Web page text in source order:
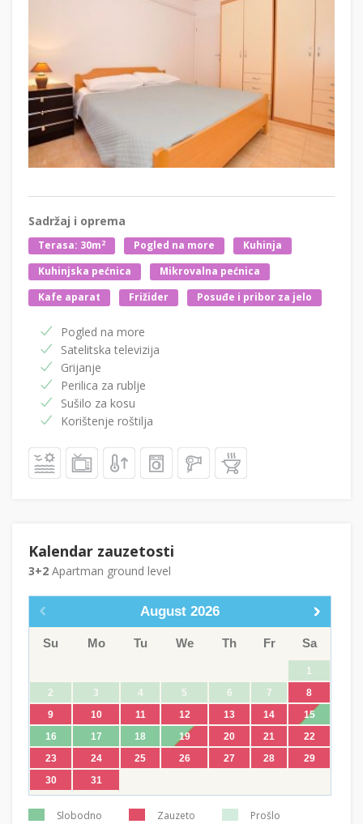
Sadržaj i oprema
Terasa: 30m2 Pogled na more
Kuhinja
Kuhinjska pećnica
Mikrovalna pećnica
Kafe aparat
Frižider Posuđe i pribor za jelo
Pogled na more
Satelitska televizija
Grijanje
Perilica za rublje
Sušilo za kosu
Korištenje roštilja
Kalendar zauzetosti
3+2 Apartman ground level
August 2026
Su Mo Tu We Th Fr Sa
1
2
3 4 5 6 7
8
9
10 11 12 13 14
15
16
17 18 19 20 21
22
23
24 25 26 27 28
29
30
31
Slobodno Zauzeto Prošlo